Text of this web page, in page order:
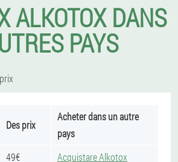
ALKOTOX DANS
PAYS
Des prix
Acheter dans un autre
pays
49€
Acquistare Alkotox